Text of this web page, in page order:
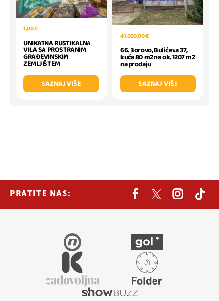
1,00 €
UNIKATNA RUSTIKALNA
VILA SA PROSTRANIM
GRAĐEVINSKIM
ZEMLJIŠTEM
SAZNAJ VIŠE
41.000,00 €
66. Borovo, Bulićeva 37,
kuća 80 m2 na ok. 1207 m2
na prodaju
SAZNAJ VIŠE
PRATITE NAS: